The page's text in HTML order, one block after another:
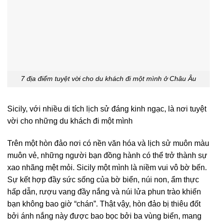
7 địa điểm tuyệt vời cho du khách đi một mình ở Châu Âu
Sicily, với nhiều di tích lịch sử đáng kinh ngạc, là nơi tuyệt
vời cho những du khách đi một mình
Trên một hòn đảo nơi có nền văn hóa và lịch sử muôn màu
muôn vẻ, những người bạn đồng hành có thể trở thành sự
xao nhãng mệt mỏi. Sicily một mình là niềm vui vô bờ bến.
Sự kết hợp đầy sức sống của bờ biển, núi non, ẩm thực
hấp dẫn, rượu vang đầy nắng và núi lửa phun trào khiến
bạn không bao giờ “chán”. Thật vậy, hòn đảo bị thiêu đốt
bởi ánh nắng này được bao bọc bởi ba vùng biển, mang